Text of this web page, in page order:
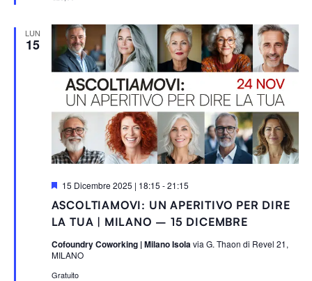
LUN
15
ASCOLTIAMOVI: UN APERITIVO PER DIRE
LA TUA | MILANO – 15 DICEMBRE
S
g
n
a
l
a
t
i
15 Dicembre 2025 | 18:15 -21:15
Cofoundry Coworking | Milano Isolavia G. Thaon di Revel 21,
MILANO
Gratuito